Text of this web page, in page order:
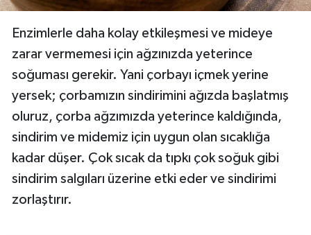
Enzimlerle daha kolay etkileşmesi ve mideye
zarar vermemesi için ağzınızda yeterince
soğuması gerekir. Yani çorbayı içmek yerine
yersek; çorbamızın sindirimini ağızda başlatmış
oluruz, çorba ağzımızda yeterince kaldığında,
sindirim ve midemiz için uygun olan sıcaklığa
kadar düşer. Çok sıcak da tıpkı çok soğuk gibi
sindirim salgıları üzerine etki eder ve sindirimi
zorlaştırır.